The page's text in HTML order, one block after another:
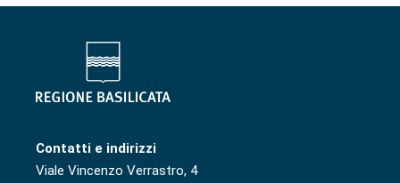
Contatti e indirizzi
Viale Vincenzo Verrastro, 4